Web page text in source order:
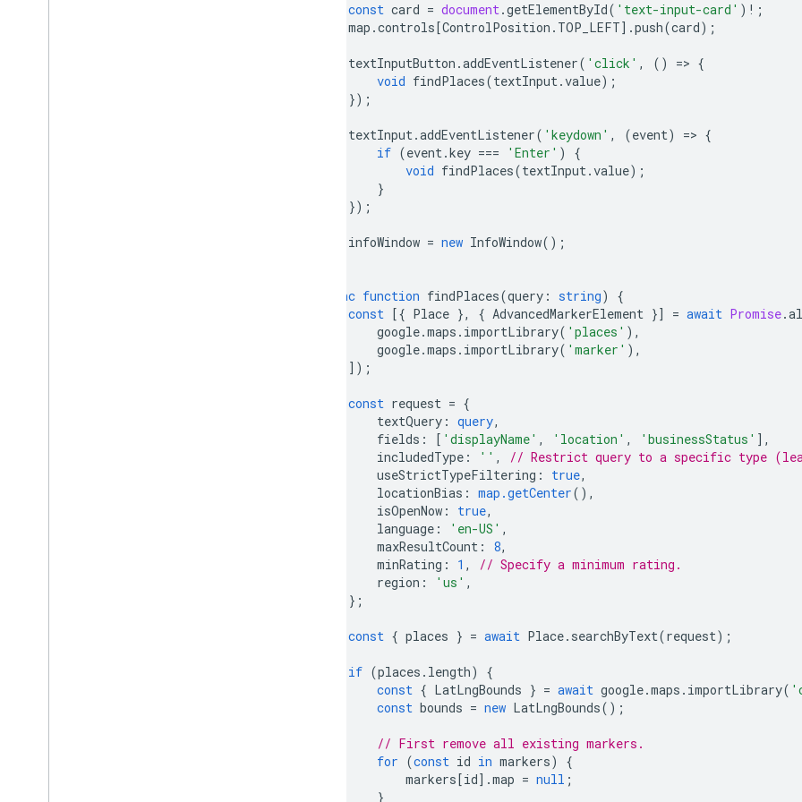
const card = document.getElementById( 'text-input-card' ) ! ;
map .controls[ControlPosition . TOP_LEFT].push(card);
textInputButton .addEventListener( 'click' , () => {
void findPlaces(textInput.value);
});
textInput.addEventListener( 'keydown' , (event) => {
if (event.key === 'Enter' )
{
void findPlaces(textInput.value);
}
});
infoWindow = new InfoWindow();
async function findPlaces(query : string)
{
const [{ Place }, { AdvancedMarkerElement }] = await Promise.
google.maps . importLibrary( 'places' ),
google.maps . importLibrary( 'marker' ),
]);
const request = {
textQuery : query,
fields : [ 'displayName' , 'location' , 'businessStatus' ],
includedType : '' ,
// Restrict query to a specific type
useStrictTypeFiltering : true,
locationBias : map.getCenter(),
isOpenNow : true,
language : 'en-US' ,
maxResultCount : 8,
minRating : 1 ,
// Specify a minimum rating.
region : 'us' ,
};
const { places } = await Place. searchByText(request);
if (places . length)
{
const { LatLngBounds } = await google.maps . importLibrary(
const bounds = new LatLngBounds();
// First remove all existing markers.
for (const id in markers)
{
markers[id].map = null ;
}